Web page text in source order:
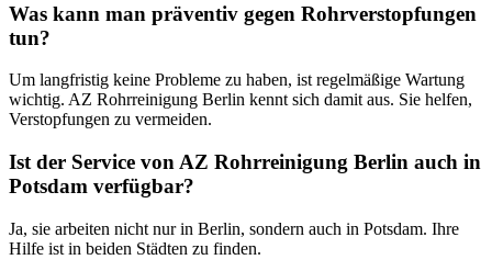
Was kann man präventiv gegen Rohrverstopfungen
tun?
Um langfristig keine Probleme zu haben, ist regelmäßige Wartung
wichtig. AZ Rohrreinigung Berlin kennt sich damit aus. Sie helfen,
Verstopfungen zu vermeiden.
Ist der Service von AZ Rohrreinigung Berlin auch in
Potsdam verfügbar?
Ja, sie arbeiten nicht nur in Berlin, sondern auch in Potsdam. Ihre
Hilfe ist in beiden Städten zu finden.